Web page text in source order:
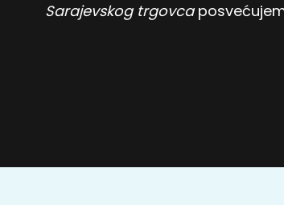
Sarajevskog trgovca